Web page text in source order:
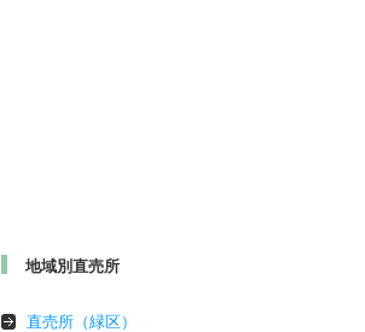
地域別直売所
直売所（緑区）